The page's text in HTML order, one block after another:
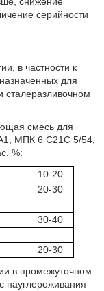
серийности
в частности к
для
сталеразливочном
смесь для
МПК 6 C21C 5/54,
%:
10-20
20-30
30-40
20-30
в промежуточном
науглероживания